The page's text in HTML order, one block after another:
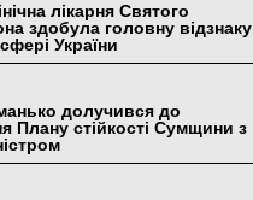
лікарня Святого
здобула головну відзнаку
України
долучився до
Плану стійкості Сумщини з